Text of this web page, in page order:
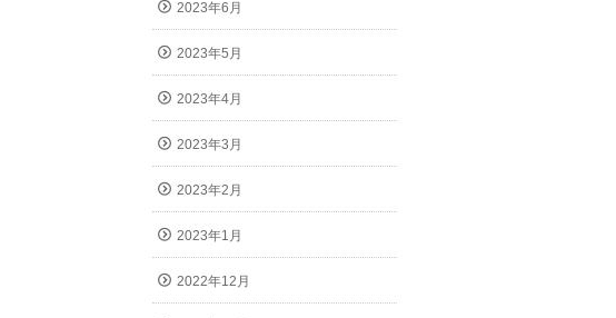
2023年6月
2023年5月
2023年4月
2023年3月
2023年2月
2023年1月
2022年12月